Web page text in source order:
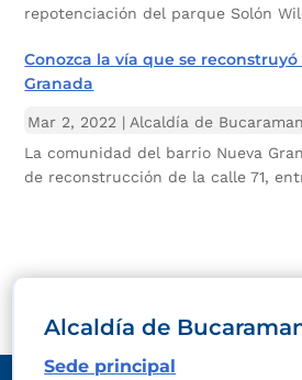
repotenciación del parque Solón
Conozca la vía que se
Granada
Mar 2, 2022 |Alcaldía de
La comunidad del barrio Nueva
de reconstrucción de la calle 71,
Alcaldía de
Sede principal